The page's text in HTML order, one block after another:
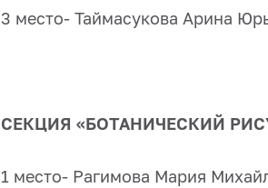
3 место- Таймасукова Арина
СЕКЦИЯ «БОТАНИЧЕСКИЙ
1 место- Рагимова Мария